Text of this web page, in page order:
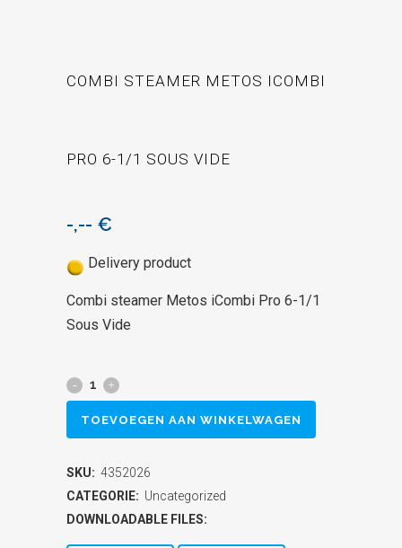
COMBI STEAMER METOS ICOMBI
PRO 6-1/1 SOUS VIDE
-,-- €
Delivery product
Combi steamer Metos iCombi Pro 6-1/1
Sous Vide
Combi
steamer
iCombi
Pro
TOEVOEGEN AAN WINKELWAGEN
SKU: 4352026
CATEGORIE: Uncategorized
DOWNLOADABLE FILES: